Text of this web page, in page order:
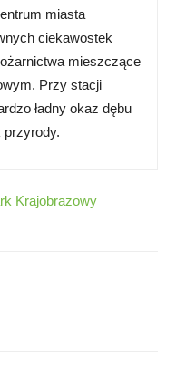
miasta
ciekawostek
mieszczące
Przy stacji
ładny okaz dębu
przyrody.
Krajobrazowy